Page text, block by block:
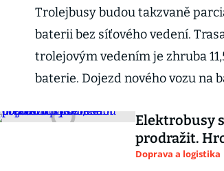
Trolejbusy budou takzvaně
baterii bez síťového vedení.
trolejovým vedením je zhruba
baterie. Dojezd nového vozu na
Elektrobusy
prodražit.
Doprava a logistika